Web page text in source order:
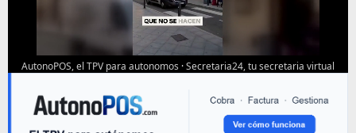
AutonoPOS, el TPV para autonomos ·Secretaria24, tu secretaria virtual